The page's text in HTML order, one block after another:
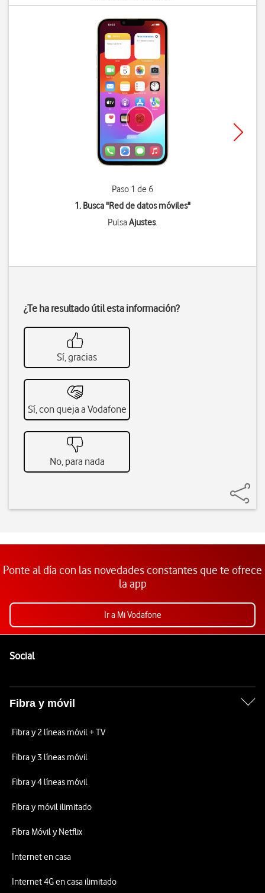
Paso 1 de 6
1. Busca "Red de datos móviles"
PulsaAjustes.
¿Te ha resultado útil esta información?
Sí, gracias
Sí, con queja a Vodafone
No, para nada
Ponte al día con las novedades constantes que te ofrece
la app
Ir a Mi Vodafone
SocialEnlaces a las redes sociales de Vodafone
Fibra y móvil
Fibra y 2 líneas móvil + TV
Fibra y 3 líneas móvil
Fibra y 4 líneas móvil
Fibra y móvil ilimitado
Fibra Móvil y Netflix
Internet en casa
Internet 4G en casa ilimitado